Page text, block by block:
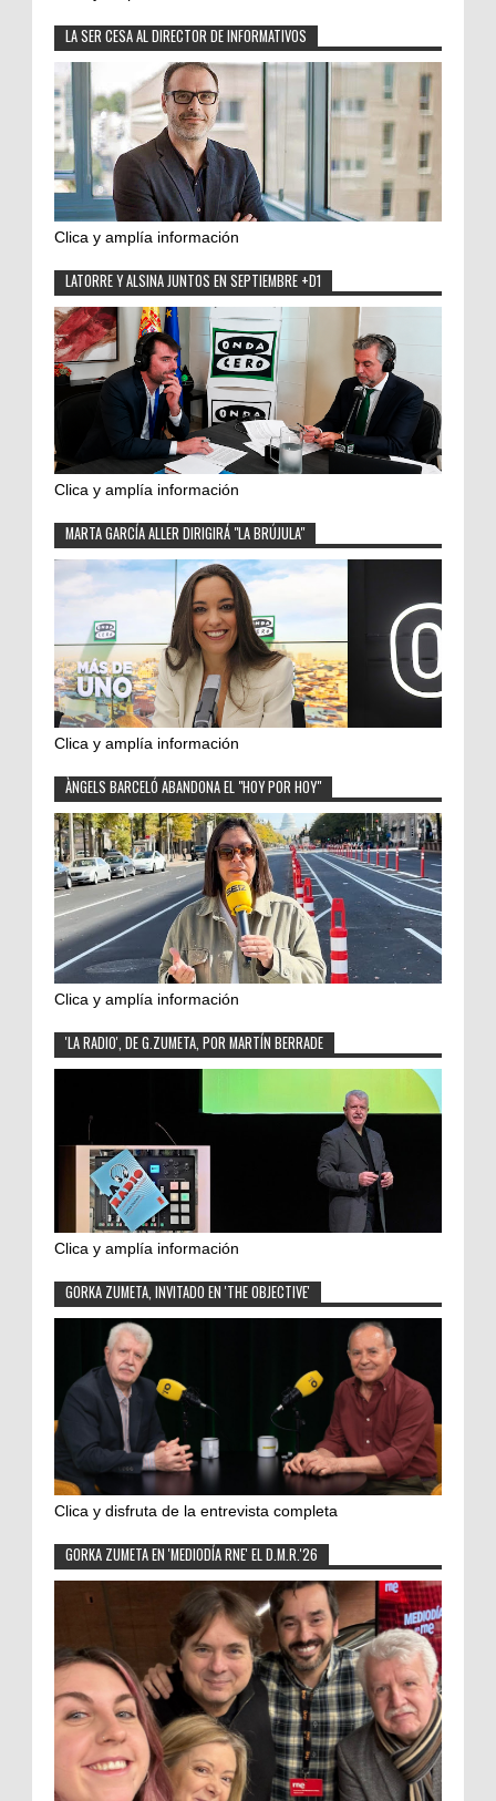
LA SER CESA AL DIRECTOR DE INFORMATIVOS
Clica y amplía información
LATORRE Y ALSINA JUNTOS EN SEPTIEMBRE +D1
Clica y amplía información
MARTA GARCÍA ALLER DIRIGIRÁ "LA BRÚJULA"
Clica y amplía información
ÀNGELS BARCELÓ ABANDONA EL "HOY POR HOY"
Clica y amplía información
'LA RADIO', DE G.ZUMETA, POR MARTÍN BERRADE
Clica y amplía información
GORKA ZUMETA, INVITADO EN 'THE OBJECTIVE'
Clica y disfruta de la entrevista completa
GORKA ZUMETA EN 'MEDIODÍA RNE' EL D.M.R.'26